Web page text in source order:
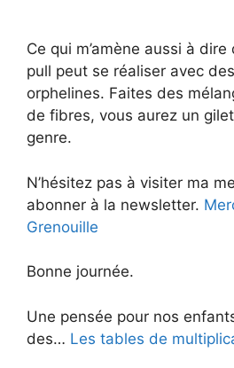
Ce qui m’amène aussi à
pull peut se réaliser avec
orphelines. Faites des
de fibres, vous aurez un
genre.
N’hésitez pas à visiter ma
abonner à la newsletter.
Grenouille
Bonne journée.
Une pensée pour nos
des… Les tables de